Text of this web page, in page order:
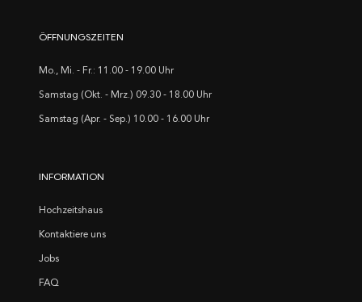
ÖFFNUNGSZEITEN
Mo., Mi. - Fr.: 11.00 - 19.00 Uhr
Samstag (Okt. - Mrz.) 09.30 - 18.00 Uhr
Samstag (Apr. - Sep.) 10.00 - 16.00 Uhr
INFORMATION
Hochzeitshaus
Kontaktiere uns
Jobs
FAQ